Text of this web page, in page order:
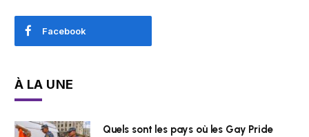
Facebook
À LA UNE
Quels sont les pays où les Gay Pride